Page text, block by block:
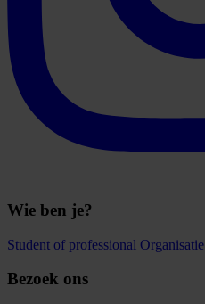
Wie ben je?
Student of professional Organisatie
Bezoek ons